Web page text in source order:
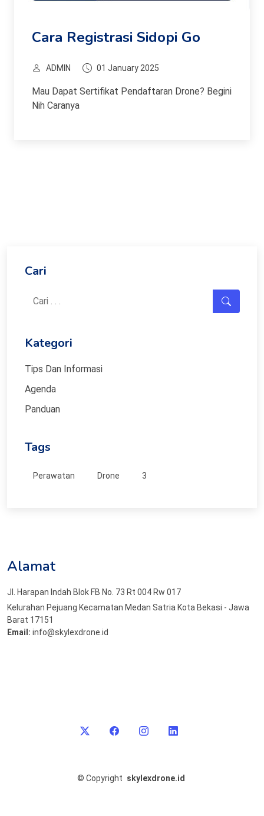
Cara Registrasi Sidopi Go
ADMIN 01 January 2025
Mau Dapat Sertifikat Pendaftaran Drone? Begini
Nih Caranya
Cari
Kategori
Tips Dan Informasi
Agenda
Panduan
Tags
Perawatan Drone 3
Alamat
Jl. Harapan Indah Blok FB No. 73 Rt 004 Rw 017
Kelurahan Pejuang Kecamatan Medan Satria Kota Bekasi - Jawa
Barat 17151
Email: info@skylexdrone.id
© Copyright skylexdrone.id